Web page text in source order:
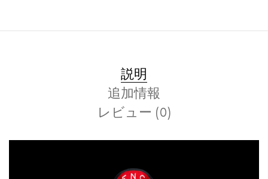
説明
追加情報
レビュー (0)